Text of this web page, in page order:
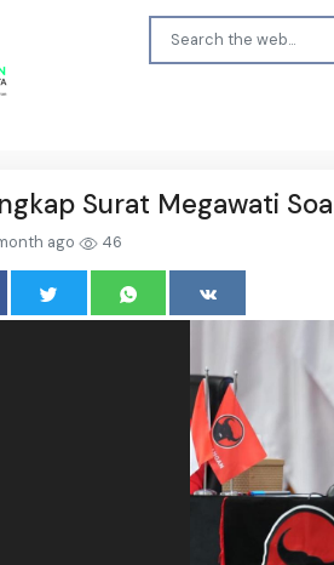
Surat Megawati
ago 46